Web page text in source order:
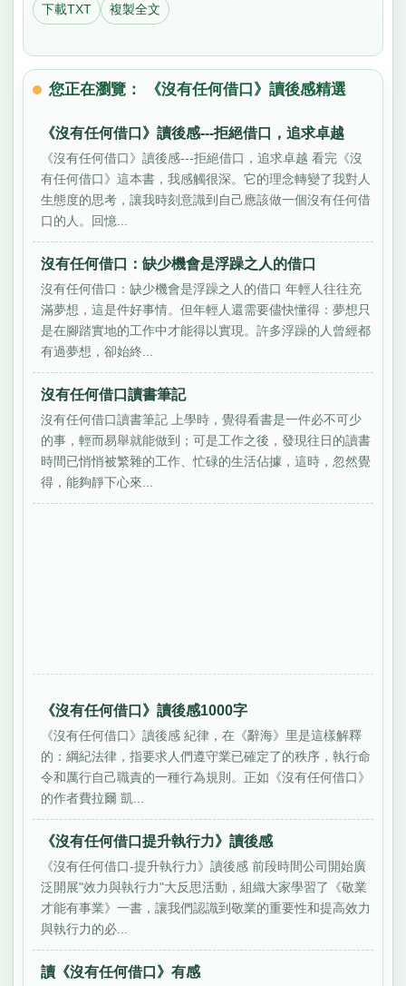
下載TXT 複製全文
您正在瀏覽： 《沒有任何借口》讀後感精選
《沒有任何借口》讀後感---拒絕借口，追求卓越
《沒有任何借口》讀後感---拒絕借口，追求卓越 看完《沒
有任何借口》這本書，我感觸很深。它的理念轉變了我對人
生態度的思考，讓我時刻意識到自己應該做一個沒有任何借
口的人。回憶...
沒有任何借口：缺少機會是浮躁之人的借口
沒有任何借口：缺少機會是浮躁之人的借口 年輕人往往充
滿夢想，這是件好事情。但年輕人還需要儘快懂得：夢想只
是在腳踏實地的工作中才能得以實現。許多浮躁的人曾經都
有過夢想，卻始終...
沒有任何借口讀書筆記
沒有任何借口讀書筆記 上學時，覺得看書是一件必不可少
的事，輕而易舉就能做到；可是工作之後，發現往日的讀書
時間已悄悄被繁雜的工作、忙碌的生活佔據，這時，忽然覺
得，能夠靜下心來...
《沒有任何借口》讀後感1000字
《沒有任何借口》讀後感 紀律，在《辭海》里是這樣解釋
的：綱紀法律，指要求人們遵守業已確定了的秩序，執行命
令和厲行自己職責的一種行為規則。正如《沒有任何借口》
的作者費拉爾 凱...
《沒有任何借口提升執行力》讀後感
《沒有任何借口-提升執行力》讀後感 前段時間公司開始廣
泛開展"效力與執行力"大反思活動，組織大家學習了《敬業
才能有事業》一書，讓我們認識到敬業的重要性和提高效力
與執行力的必...
讀《沒有任何借口》有感